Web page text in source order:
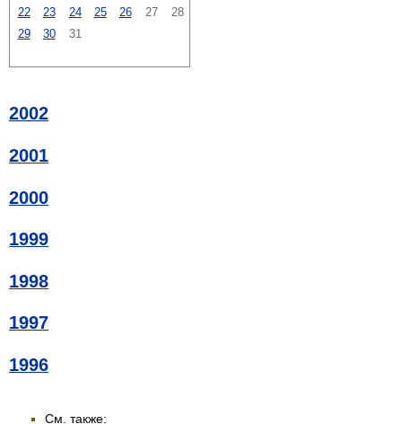
22
23 24 25 26 27
28
29
30 31
2002
2001
2000
1999
1998
1997
1996
См. также: